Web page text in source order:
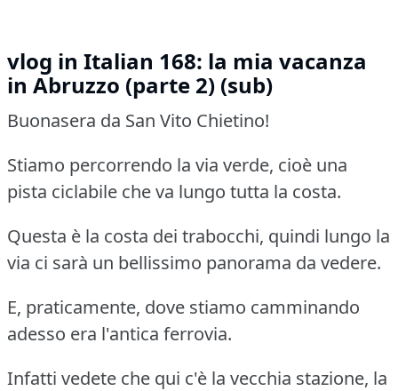
vlog in Italian 168: la mia vacanza
in Abruzzo (parte 2) (sub)
Buonasera da San Vito Chietino!
Stiamo percorrendo la via verde, cioè una
pista ciclabile che va lungo tutta la costa.
Questa è la costa dei trabocchi, quindi lungo la
via ci sarà un bellissimo panorama da vedere.
E, praticamente, dove stiamo camminando
adesso era l'antica ferrovia.
Infatti vedete che qui c'è la vecchia stazione, la